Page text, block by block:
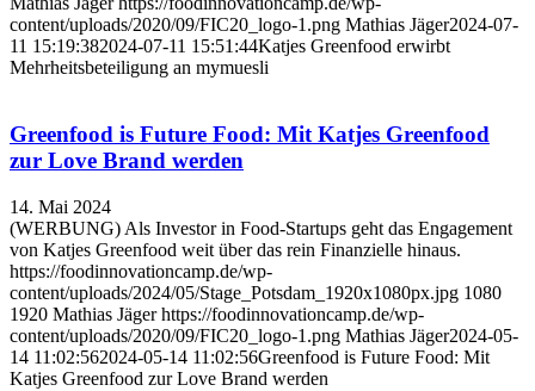
content/uploads/2020/09/FIC20_logo-1.png Mathias Jäger2024-07-
11 15:19:382024-07-11 15:51:44Katjes Greenfood erwirbt
Mehrheitsbeteiligung an mymuesli
Greenfood is Future Food: Mit Katjes Greenfood
zur Love Brand werden
14. Mai 2024
(WERBUNG) Als Investor in Food-Startups geht das Engagement
von Katjes Greenfood weit über das rein Finanzielle hinaus.
https://foodinnovationcamp.de/wp-
content/uploads/2024/05/Stage_Potsdam_1920x1080px.jpg 1080
1920 Mathias Jäger https://foodinnovationcamp.de/wp-
content/uploads/2020/09/FIC20_logo-1.png Mathias Jäger2024-05-
14 11:02:562024-05-14 11:02:56Greenfood is Future Food: Mit
Katjes Greenfood zur Love Brand werden